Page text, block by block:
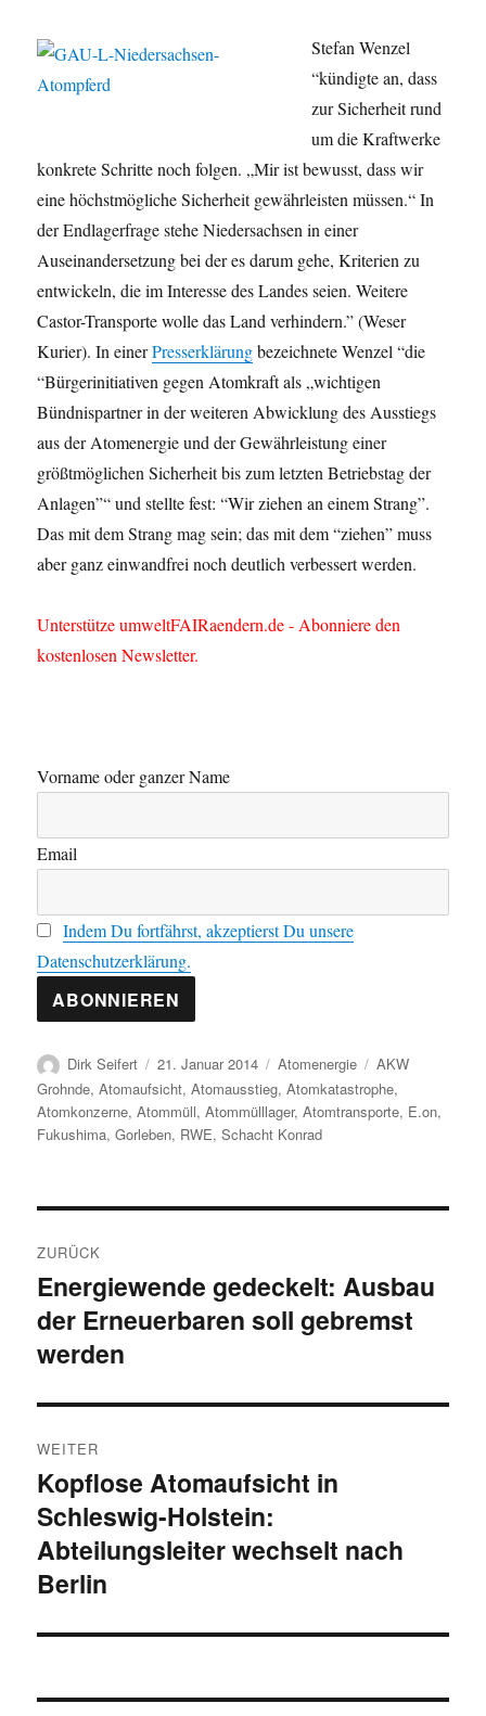
Stefan Wenzel
“kündigte an, dass
zur Sicherheit rund
um die Kraftwerke
konkrete Schritte noch folgen. „Mir ist bewusst, dass wir
eine höchstmögliche Sicherheit gewährleisten müssen.“ In
der Endlagerfrage stehe Niedersachsen in einer
Auseinandersetzung bei der es darum gehe, Kriterien zu
entwickeln, die im Interesse des Landes seien. Weitere
Castor-Transporte wolle das Land verhindern.” (Weser
Kurier). In einerPresserklärungbezeichnete Wenzel “die
“Bürgerinitiativen gegen Atomkraft als „wichtigen
Bündnispartner in der weiteren Abwicklung des Ausstiegs
aus der Atomenergie und der Gewährleistung einer
größtmöglichen Sicherheit bis zum letzten Betriebstag der
Anlagen”“ und stellte fest: “Wir ziehen an einem Strang”.
Das mit dem Strang mag sein; das mit dem “ziehen” muss
aber ganz einwandfrei noch deutlich verbessert werden.
Unterstütze umweltFAIRaendern.de - Abonniere den
kostenlosen Newsletter.
Vorname oder ganzer Name
Email
Indem Du fortfährst, akzeptierst Du unsere
Datenschutzerklärung.
Autor
Dirk Seifert
Veröffentlicht
am
21. Januar 2014 Kategorien
Atomenergie Schlagwörter
AKW
Grohnde,Atomaufsicht,Atomausstieg,Atomkatastrophe,
Atomkonzerne,Atommüll,Atommülllager,Atomtransporte, E.on,
Fukushima,Gorleben, RWE,Schacht Konrad
ZURÜCK
Vorheriger
Beitrag:
Energiewende gedeckelt: Ausbau
der Erneuerbaren soll gebremst
werden
WEITER
Nächster
Beitrag:
Kopflose Atomaufsicht in
Schleswig-Holstein:
Abteilungsleiter wechselt nach
Berlin